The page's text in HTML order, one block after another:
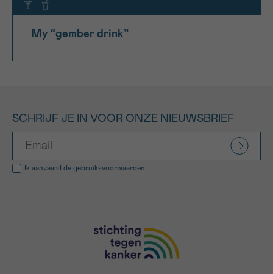
My “gember drink”
SCHRIJF JE IN VOOR ONZE NIEUWSBRIEF
Ik aanvaard de gebruiksvoorwaarden